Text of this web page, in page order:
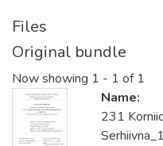
Files
Original bundle
Now showing 1 - 1 of 1
Name:
231